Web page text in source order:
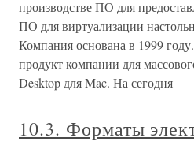
производстве ПО для
ПО для виртуализации
Компания основана в 1999
продукт компании для
Desktop для Mac. На сегодня
10.3. Форматы